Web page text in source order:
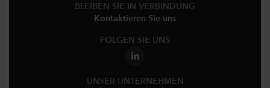
BLEIBEN SIE IN VERBINDUNG
Kontaktieren Sie uns
FOLGEN SIE UNS
UNSER UNTERNEHMEN